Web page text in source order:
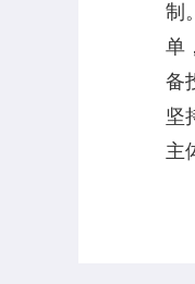
制
单
备
坚
主